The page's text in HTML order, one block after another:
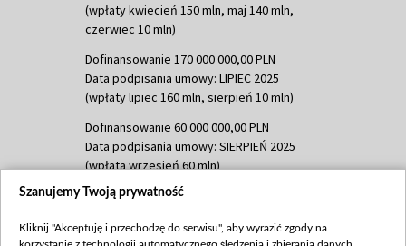
(wpłaty kwiecień 150 mln, maj 140 mln,
czerwiec 10 mln)
Dofinansowanie 170 000 000,00 PLN
Data podpisania umowy: LIPIEC 2025
(wpłaty lipiec 160 mln, sierpień 10 mln)
Dofinansowanie 60 000 000,00 PLN
Data podpisania umowy: SIERPIEŃ 2025
(wpłata wrzesień 60 mln)
Dofinansowanie 635 783 051,21 PLN
(wpłata wrzesień 100 mln, październik 350
Szanujemy Twoją prywatność
Kliknij "Akceptuję i przechodzę do serwisu", aby wyrazić zgody na